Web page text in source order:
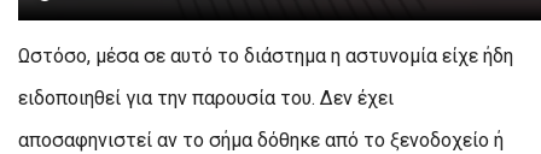
Ωστόσο, μέσα σε αυτό το διάστημα η αστυνομία είχε ήδη
ειδοποιηθεί για την παρουσία του. Δεν έχει
αποσαφηνιστεί αν το σήμα δόθηκε από το ξενοδοχείο ή